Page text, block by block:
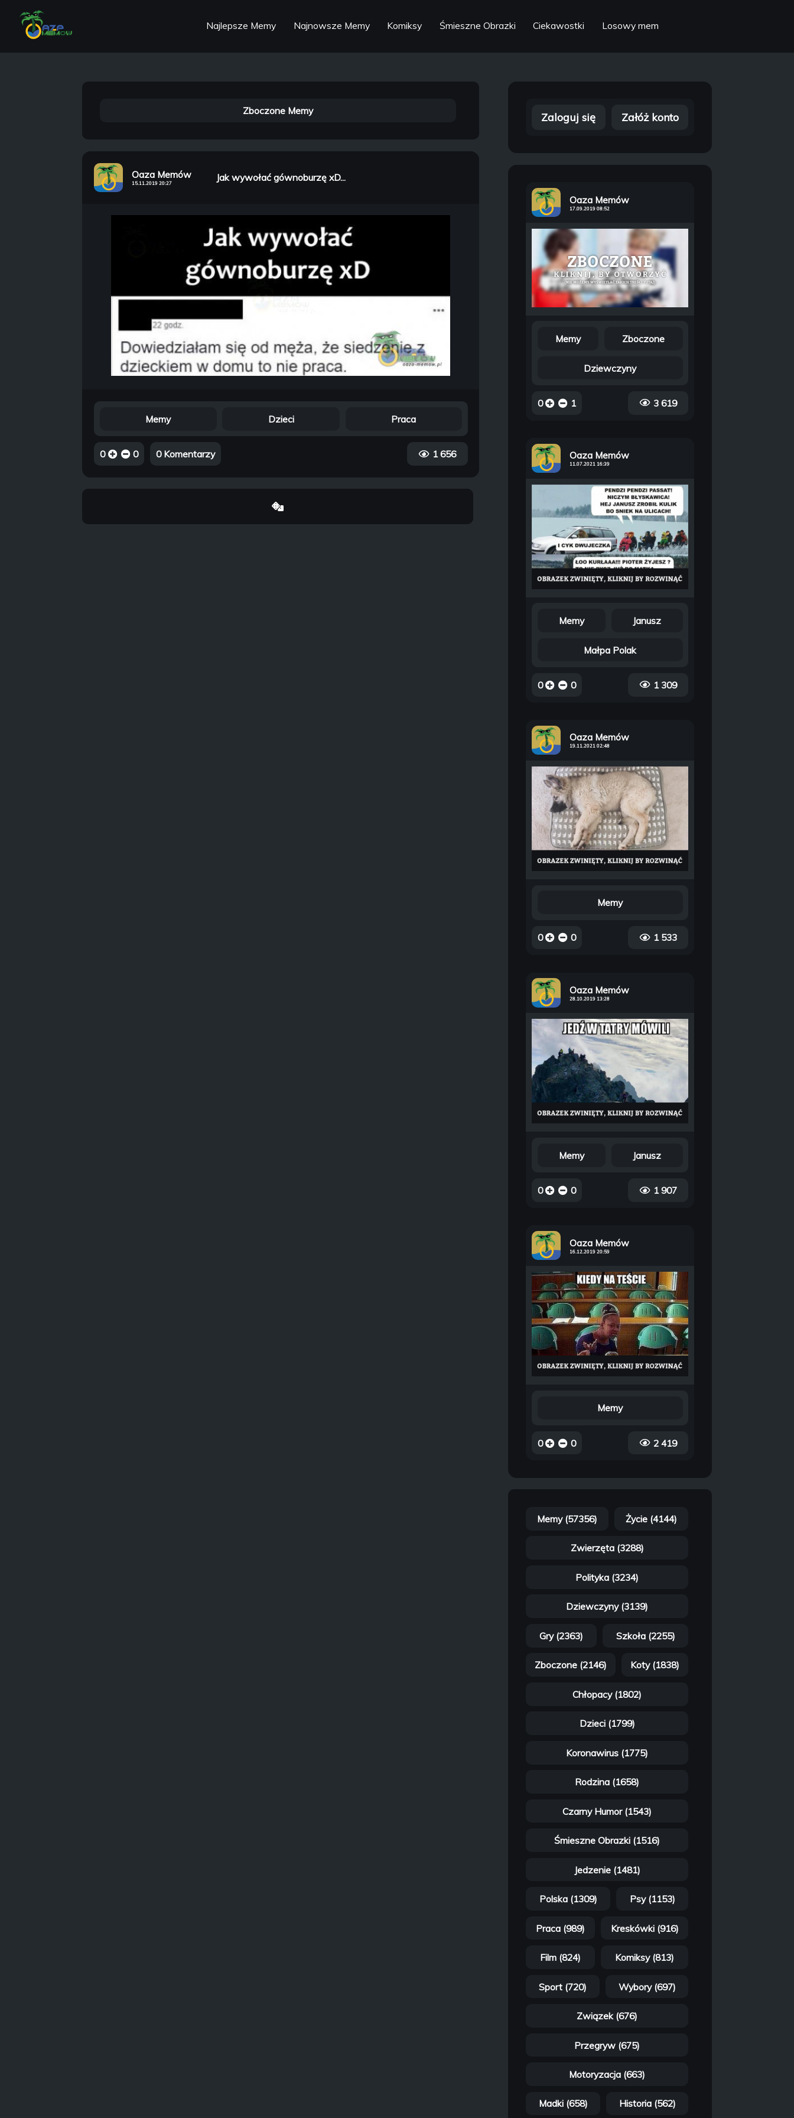
Najlepsze Memy Najnowsze Memy Komiksy Śmieszne Obrazki Ciekawostki Losowy mem
Zboczone Memy
Oaza Memów
15.11.2019 20:27 Jak wywołać gównoburzę xD...
Memy Dzieci Praca
0 0 0 Komentarzy 1 656
Zaloguj się Załóż konto
Oaza Memów
17.09.2019 08:52
Memy Zboczone
Dziewczyny
0 1 3 619
Oaza Memów
11.07.2021 16:39
Memy Janusz
Małpa Polak
0 0 1 309
Oaza Memów
19.11.2021 02:48
Memy
0 0 1 533
Oaza Memów
28.10.2019 13:28
Memy Janusz
0 0 1 907
Oaza Memów
16.12.2019 20:59
Memy
0 0 2 419
Memy (57356) Życie (4144)
Zwierzęta (3288)
Polityka (3234)
Dziewczyny (3139)
Gry (2363) Szkoła (2255)
Zboczone (2146) Koty (1838)
Chłopacy (1802)
Dzieci (1799)
Koronawirus (1775)
Rodzina (1658)
Czarny Humor (1543)
Śmieszne Obrazki (1516)
Jedzenie (1481)
Polska (1309) Psy (1153)
Praca (989) Kreskówki (916)
Film (824) Komiksy (813)
Sport (720) Wybory (697)
Związek (676)
Przegryw (675)
Motoryzacja (663)
Madki (658) Historia (562)